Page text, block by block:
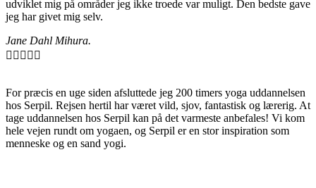
udviklet mig på områder jeg ikke troede var muligt. Den bedste gave
jeg har givet mig selv.
Jane Dahl Mihura.
    
For præcis en uge siden afsluttede jeg 200 timers yoga uddannelsen
hos Serpil. Rejsen hertil har været vild, sjov, fantastisk og lærerig. At
tage uddannelsen hos Serpil kan på det varmeste anbefales! Vi kom
hele vejen rundt om yogaen, og Serpil er en stor inspiration som
menneske og en sand yogi.